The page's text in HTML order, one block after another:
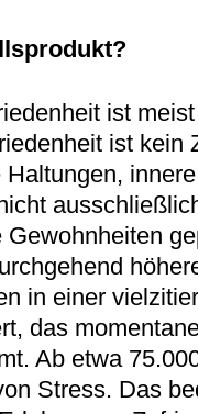
ist
ist
in einer
das
Ab etwa
Stress. Das